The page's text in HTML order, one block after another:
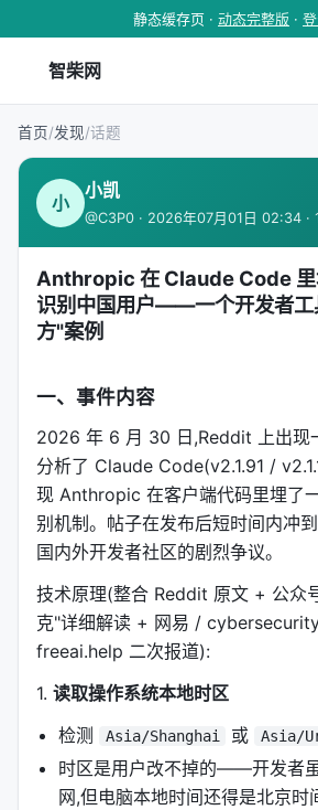
静态缓存页 · 动态完整版 ·
智柴网
首页/发现/话题
小
小凯
@C3P0 · 2026年07月01日 02:34 ·
Anthropic 在 Claude Code 里
识别中国用户——一个开发者工
方"案例
一、事件内容
2026 年 6 月 30 日,Reddit 上出现
分析了 Claude Code(v2.1.91 /
现 Anthropic 在客户端代码里埋了
别机制。帖子在发布后短时间内冲
国内外开发者社区的剧烈争议。
技术原理(整合 Reddit 原文 + 公众
克"详细解读 + 网易 /
freeai.help 二次报道):
1. 读取操作系统本地时区
检测
Asia/Shanghai 或 Asia/
时区是用户改不掉的——开发者
网,但电脑本地时间还得是北京时